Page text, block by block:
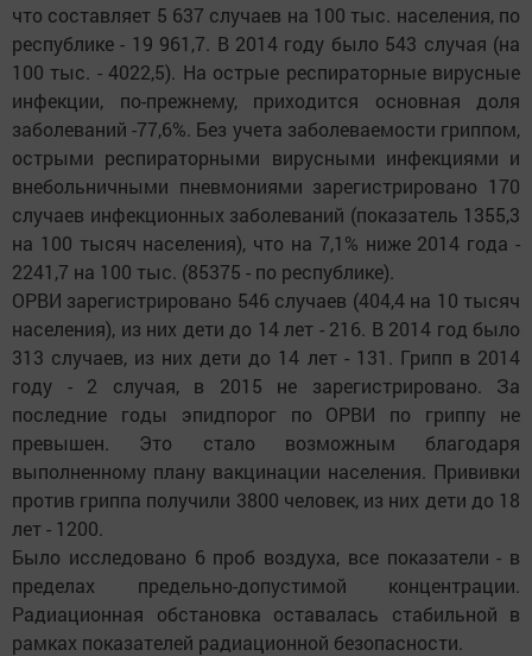
что составляет 5 637 случаев на 100 тыс. населения, по
республике - 19 961,7. В 2014 году было 543 случая (на
100 тыс. - 4022,5). На острые респираторные вирусные
инфекции, по-прежнему, приходится основная доля
заболеваний -77,6%. Без учета заболеваемости гриппом,
острыми респираторными вирусными инфекциями и
внебольничными пневмониями зарегистрировано 170
случаев инфекционных заболеваний (показатель 1355,3
на 100 тысяч населения), что на 7,1% ниже 2014 года -
2241,7 на 100 тыс. (85375 - по республике).
ОРВИ зарегистрировано 546 случаев (404,4 на 10 тысяч
населения), из них дети до 14 лет - 216. В 2014 год было
313 случаев, из них дети до 14 лет - 131. Грипп в 2014
году - 2 случая, в 2015 не зарегистрировано. За
последние годы эпидпорог по ОРВИ по гриппу не
превышен. Это стало возможным благодаря
выполненному плану вакцинации населения. Прививки
против гриппа получили 3800 человек, из них дети до 18
лет - 1200.
Было исследовано 6 проб воздуха, все показатели - в
пределах предельно-допустимой концентрации.
Радиационная обстановка оставалась стабильной в
рамках показателей радиационной безопасности.